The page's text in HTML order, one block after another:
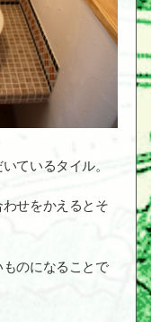
ているタイル。
せをかえるとそ
のになることで